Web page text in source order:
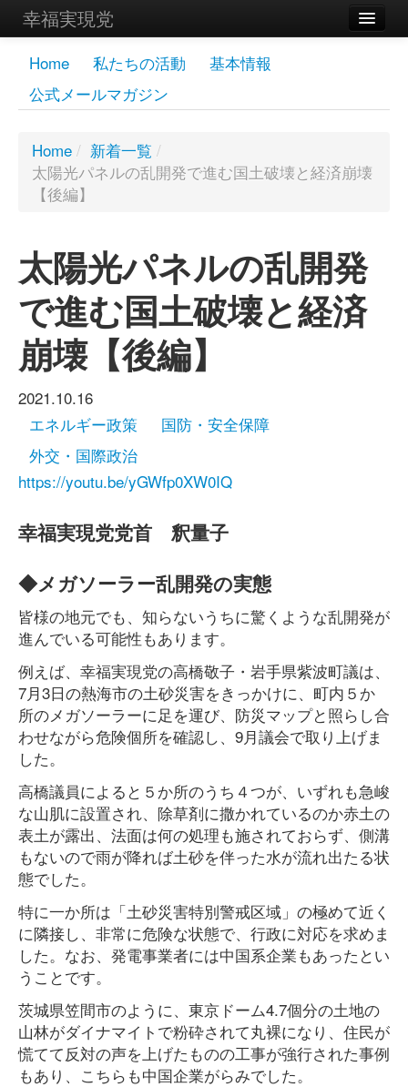
幸福実現党
メンバーズページ
党員
お問い合わせ
Home 私たちの活動
基本情報
公式メールマガジン
Home / 新着一覧 /
太陽光パネルの乱開発で進む国土破壊と経済崩壊
【後編】
太陽光パネルの乱開発
で進む国土破壊と経済
崩壊【後編】
2021.10.16
エネルギー政策
国防・安全保障
外交・国際政治
https://youtu.be/yGWfp0XW0IQ
幸福実現党党首 釈量子
◆メガソーラー乱開発の実態
皆様の地元でも、知らないうちに驚くような乱開発が
進んでいる可能性もあります。
例えば、幸福実現党の高橋敬子・岩手県紫波町議は、
7月3日の熱海市の土砂災害をきっかけに、町内５か
所のメガソーラーに足を運び、防災マップと照らし合
わせながら危険個所を確認し、9月議会で取り上げま
した。
高橋議員によると５か所のうち４つが、いずれも急峻
な山肌に設置され、除草剤に撒かれているのか赤土の
表土が露出、法面は何の処理も施されておらず、側溝
もないので雨が降れば土砂を伴った水が流れ出たる状
態でした。
特に一か所は「土砂災害特別警戒区域」の極めて近く
に隣接し、非常に危険な状態で、行政に対応を求めま
した。なお、発電事業者には中国系企業もあったとい
うことです。
茨城県笠間市のように、東京ドーム4.7個分の土地の
山林がダイナマイトで粉砕されて丸裸になり、住民が
慌てて反対の声を上げたものの工事が強行された事例
もあり、こちらも中国企業がらみでした。